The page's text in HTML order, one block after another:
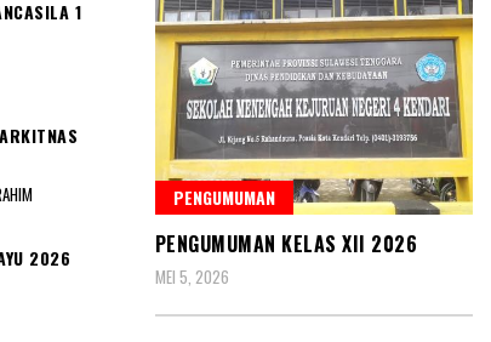
PENGUMUMAN
PENGUMUMAN KELAS XII 2026
MEI 5, 2026
1
2026